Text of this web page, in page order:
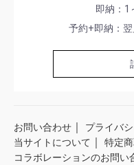
即納：1
予約+即納：
お問い合わせ プライバ
当サイトについて 特定
コラボレーションのお問い